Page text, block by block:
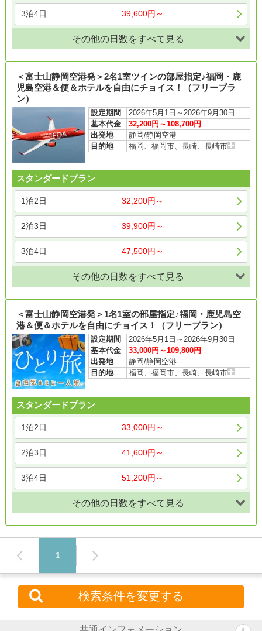
3泊4日 39,600円～
その他の日数をすべて見る
＜富士山静岡空港発＞2名1室ツインの部屋指定♪福岡・鹿
児島空港＆便＆ホテルを自由にチョイス！（フリープラ
ン）
設定期間
2026年5月1日～2026年9月30日
基本代金
32,200円～108,700円
出発地
静岡/静岡空港
目的地
福岡、福岡市、長崎、長崎市
スタンダードプラン
1泊2日 32,200円～
2泊3日 39,900円～
3泊4日 47,500円～
その他の日数をすべて見る
＜富士山静岡空港発＞1名1室の部屋指定♪福岡・鹿児島空
港＆便＆ホテルを自由にチョイス！（フリープラン）
設定期間
2026年5月1日～2026年9月30日
基本代金
33,000円～109,800円
出発地
静岡/静岡空港
目的地
福岡、福岡市、長崎、長崎市
スタンダードプラン
1泊2日 33,000円～
2泊3日 41,600円～
3泊4日 51,200円～
その他の日数をすべて見る
1
検索条件を変更する